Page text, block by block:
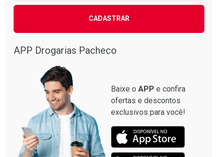
CADASTRAR
APP Drogarias Pacheco
Baixe o APP e confira
ofertas e descontos
exclusivos para você!